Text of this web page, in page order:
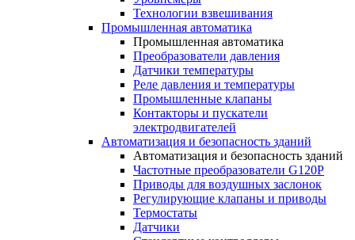
Технологии взвешивания
Промышленная автоматика
Промышленная автоматика
Преобразователи давления
Датчики температуры
Реле давления и температуры
Промышленные клапаны
Контакторы и пускатели
электродвигателей
Автоматизация и безопасность зданий
Автоматизация и безопасность зданий
Частотные преобразователи G120P
Приводы для воздушных заслонок
Регулирующие клапаны и приводы
Термостаты
Датчики